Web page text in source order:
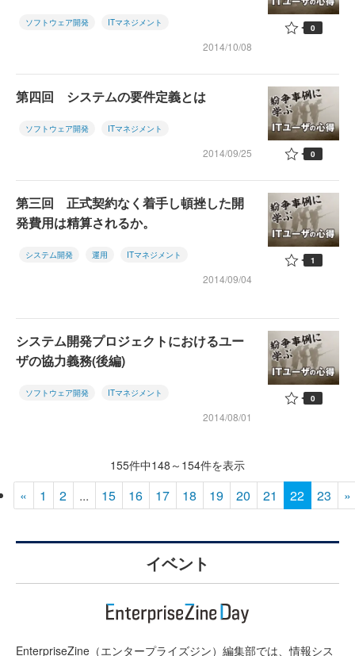
ソフトウェア開発 ITマネジメント
2014/10/08
0
第四回 システムの要件定義とは
ソフトウェア開発 ITマネジメント
2014/09/25 0
第三回 正式契約なく着手し頓挫した開
発費用は精算されるか。
システム開発 運用 ITマネジメント
2014/09/04
1
システム開発プロジェクトにおけるユー
ザの協力義務(後編)
ソフトウェア開発 ITマネジメント
2014/08/01
0
155件中148～154件を表示
« 1 2 ... 15 16 17 18 19 20 21 22 23 »
イベント
EnterpriseZine（エンタープライズジン）編集部では、情報シス